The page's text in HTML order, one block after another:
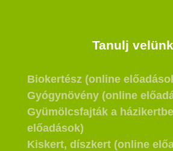
Tanulj
Biokertész (online
Gyógynövény (online
Gyümölcsfajták a
előadások)
Kiskert, díszkert (online